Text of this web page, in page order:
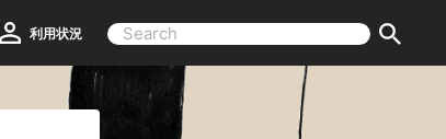
利用状況